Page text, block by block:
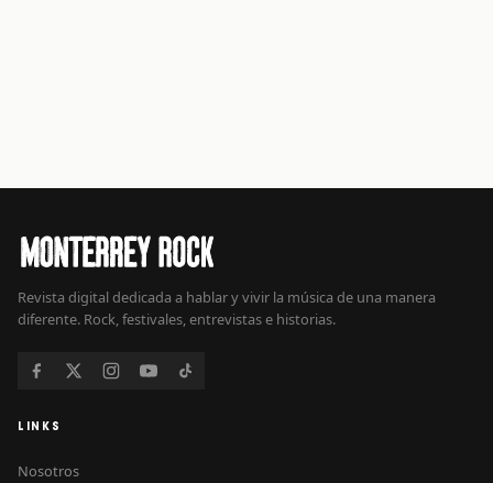
Revista digital dedicada a hablar y vivir la música de una manera
diferente. Rock, festivales, entrevistas e historias.
LINKS
Nosotros